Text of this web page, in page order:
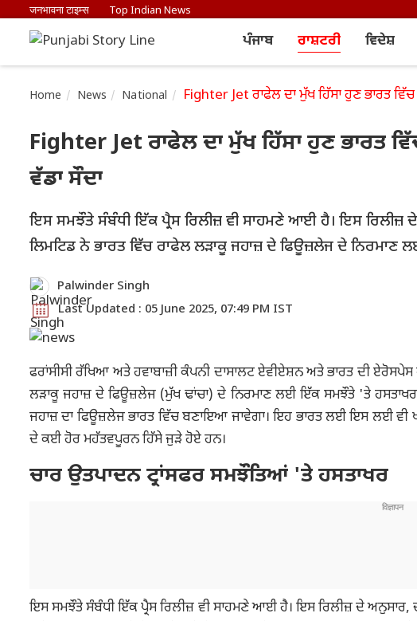
जनभावना टाइम्स Top Indian News
ਪੰਜਾਬ ਰਾਸ਼ਟਰੀ ਵਿਦੇਸ਼
Home News National Fighter Jet ਰਾਫੇਲ ਦਾ ਮੁੱਖ ਹਿੱਸਾ ਹੁਣ ਭਾਰਤ
Fighter Jet ਰਾਫੇਲ ਦਾ ਮੁੱਖ ਹਿੱਸਾ ਹੁਣ ਭਾਰਤ
ਵੱਡਾ ਸੌਦਾ
ਇਸ ਸਮਝੌਤੇ ਸੰਬੰਧੀ ਇੱਕ ਪ੍ਰੈਸ ਰਿਲੀਜ਼ ਵੀ ਸਾਹਮਣੇ ਆਈ ਹੈ। ਇਸ ਰਿਲੀਜ਼
ਲਿਮਟਿਡ ਨੇ ਭਾਰਤ ਵਿੱਚ ਰਾਫੇਲ ਲੜਾਕੂ ਜਹਾਜ਼ ਦੇ ਫਿਊਜ਼ਲੇਜ ਦੇ ਨਿਰਮਾਣ
Palwinder Singh
Last Updated : 05 June 2025, 07:49 PM IST
ਫਰਾਂਸੀਸੀ ਰੱਖਿਆ ਅਤੇ ਹਵਾਬਾਜ਼ੀ ਕੰਪਨੀ ਦਾਸਾਲਟ ਏਵੀਏਸ਼ਨ ਅਤੇ ਭਾਰਤ ਦੀ
ਲੜਾਕੂ ਜਹਾਜ਼ ਦੇ ਫਿਊਜ਼ਲੇਜ (ਮੁੱਖ ਢਾਂਚਾ) ਦੇ ਨਿਰਮਾਣ ਲਈ ਇੱਕ ਸਮਝੌਤੇ 'ਤੇ
ਜਹਾਜ਼ ਦਾ ਫਿਊਜ਼ਲੇਜ ਭਾਰਤ ਵਿੱਚ ਬਣਾਇਆ ਜਾਵੇਗਾ। ਇਹ ਭਾਰਤ ਲਈ ਇਸ ਲਈ ਵੀ
ਦੇ ਕਈ ਹੋਰ ਮਹੱਤਵਪੂਰਨ ਹਿੱਸੇ ਜੁੜੇ ਹੋਏ ਹਨ।
ਚਾਰ ਉਤਪਾਦਨ ਟ੍ਰਾਂਸਫਰ ਸਮਝੌਤਿਆਂ 'ਤੇ ਹਸਤਾਖਰ
ਇਸ ਸਮਝੌਤੇ ਸੰਬੰਧੀ ਇੱਕ ਪ੍ਰੈਸ ਰਿਲੀਜ਼ ਵੀ ਸਾਹਮਣੇ ਆਈ ਹੈ। ਇਸ ਰਿਲੀਜ਼ ਦੇ ਅਨੁਸਾਰ,